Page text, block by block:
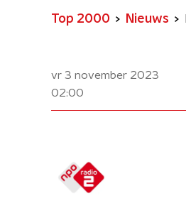
Top 2000 Nieuws
vr 3 november 2023
02:00